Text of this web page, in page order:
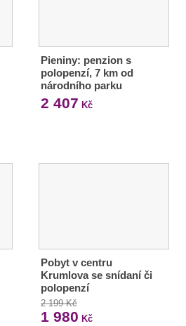
Pieniny: penzion s
polopenzí, 7 km od
národního parku
2 407 Kč
Pobyt v centru
Krumlova se snídaní či
polopenzí
2 199 Kč
1 980 Kč